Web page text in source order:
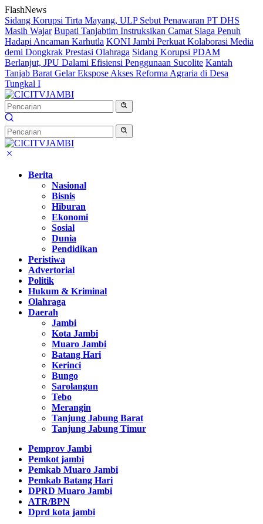
Langsung
ke
konten
FlashNews
Sidang Korupsi Tirta Mayang, ULP Sebut Penawaran PT DHS
Masih Wajar Bupati Tanjabtim Instruksikan Camat Siaga Penuh
Hadapi Ancaman Karhutla KONI Jambi Perkuat Kolaborasi Media
demi Dongkrak Prestasi Olahraga Sidang Korupsi PDAM
Berlanjut, JPU Dalami Efisiensi Penggunaan Sucolite Kantah
Tanjab Barat Gelar Ekspose Akses Reforma Agraria di Desa
Tungkal I
Berita
Nasional
Bisnis
Hiburan
Ekonomi
Sosial
Dunia
Pendidikan
Peristiwa
Advertorial
Politik
Hukum & Kriminal
Olahraga
Daerah
Jambi
Kota Jambi
Muaro Jambi
Batang Hari
Kerinci
Bungo
Sarolangun
Tebo
Merangin
Tanjung Jabung Barat
Tanjung Jabung Timur
Pemprov Jambi
Pemkot jambi
Pemkab Muaro Jambi
Pemkab Batang Hari
DPRD Muaro Jambi
ATR/BPN
Dprd kota jambi